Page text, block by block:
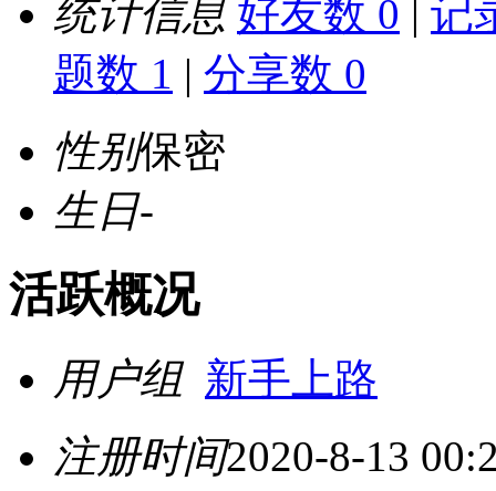
统计信息 好友数 0 | 记
题数 1 | 分享数 0
性别保密
生日-
活跃概况
用户组 新手上路
注册时间2020-8-13